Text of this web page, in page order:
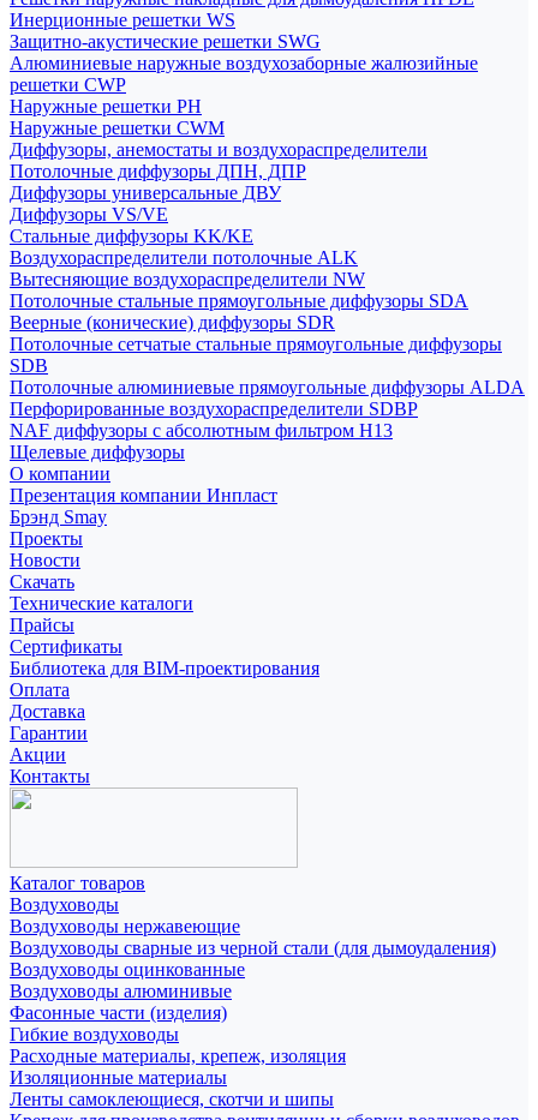
Инерционные решетки WS
Защитно-акустические решетки SWG
Алюминиевые наружные воздухозаборные жалюзийные
решетки CWP
Наружные решетки РН
Наружные решетки CWM
Диффузоры, анемостаты и воздухораспределители
Потолочные диффузоры ДПН, ДПР
Диффузоры универсальные ДВУ
Диффузоры VS/VE
Стальные диффузоры KK/KE
Воздухораспределители потолочные ALK
Вытесняющие воздухораспределители NW
Потолочные стальные прямоугольные диффузоры SDA
Веерные (конические) диффузоры SDR
Потолочные сетчатые стальные прямоугольные диффузоры
SDB
Потолочные алюминиевые прямоугольные диффузоры ALDA
Перфорированные воздухораспределители SDBP
NAF диффузоры с абсолютным фильтром Н13
Щелевые диффузоры
О компании
Презентация компании Инпласт
Брэнд Smay
Проекты
Новости
Скачать
Технические каталоги
Прайсы
Сертификаты
Библиотека для BIM-проектирования
Оплата
Доставка
Гарантии
Акции
Контакты
Каталог товаров
Воздуховоды
Воздуховоды нержавеющие
Воздуховоды сварные из черной стали (для дымоудаления)
Воздуховоды оцинкованные
Воздуховоды алюминивые
Фасонные части (изделия)
Гибкие воздуховоды
Расходные материалы, крепеж, изоляция
Изоляционные материалы
Ленты самоклеющиеся, скотчи и шипы